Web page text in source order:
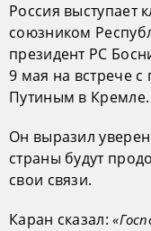
Россия выступает
союзником
президент РС
9 мая на встрече
Путиным в Кремле.
Он выразил
страны будут
свои связи.
Каран сказал: